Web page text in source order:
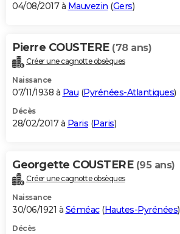
04/08/2017 à Mauvezin (Gers)
Pierre COUSTERE (78 ans)
Créer une cagnotte obsèques
Naissance
07/11/1938 à Pau (Pyrénées-Atlantiques)
Décès
28/02/2017 à Paris (Paris)
Georgette COUSTERE (95 ans)
Créer une cagnotte obsèques
Naissance
30/06/1921 à Séméac(Hautes-Pyrénées)
Décès